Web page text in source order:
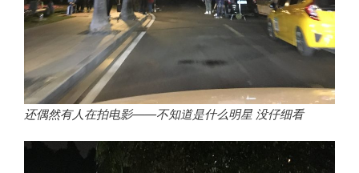
还偶然有人在拍电影——不知道是什么明星 没仔细看